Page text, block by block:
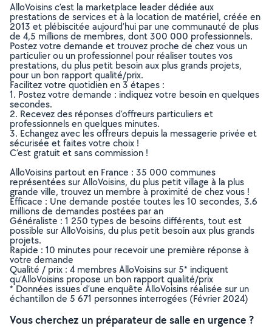
AlloVoisins c’est la marketplace leader dédiée aux
prestations de services et à la location de matériel, créée en
2013 et plébiscitée aujourd’hui par une communauté de plus
de 4,5 millions de membres, dont 300 000 professionnels.
Postez votre demande et trouvez proche de chez vous un
particulier ou un professionnel pour réaliser toutes vos
prestations, du plus petit besoin aux plus grands projets,
pour un bon rapport qualité/prix.
Facilitez votre quotidien en 3 étapes :
1. Postez votre demande : indiquez votre besoin en quelques
secondes.
2. Recevez des réponses d’offreurs particuliers et
professionnels en quelques minutes.
3. Echangez avec les offreurs depuis la messagerie privée et
sécurisée et faites votre choix !
C’est gratuit et sans commission !
AlloVoisins partout en France : 35 000 communes
représentées sur AlloVoisins, du plus petit village à la plus
grande ville, trouvez un membre à proximité de chez vous !
Efficace : Une demande postée toutes les 10 secondes, 3.6
millions de demandes postées par an
Généraliste : 1 250 types de besoins différents, tout est
possible sur AlloVoisins, du plus petit besoin aux plus grands
projets.
Rapide : 10 minutes pour recevoir une première réponse à
votre demande
Qualité / prix : 4 membres AlloVoisins sur 5* indiquent
qu’AlloVoisins propose un bon rapport qualité/prix
* Données issues d’une enquête AlloVoisins réalisée sur un
échantillon de 5 671 personnes interrogées (Février 2024)
Vous cherchez un préparateur de salle en urgence ?